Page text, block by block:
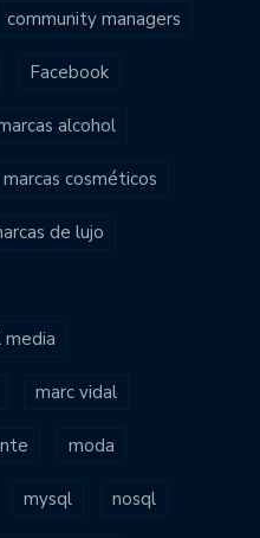
community managers
Facebook
alcohol
marcas cosméticos
de lujo
media
marc vidal
moda
mysql nosql